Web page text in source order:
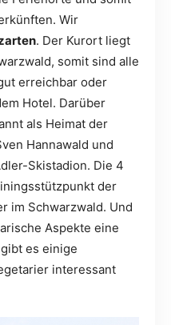
Wir
. Der Kurort liegt
somit sind alle
erreichbar oder
Hotel. Darüber
als Heimat der
Hannawald und
Skistadion. Die 4
der
im Schwarzwald. Und
Aspekte eine
es einige
interessant